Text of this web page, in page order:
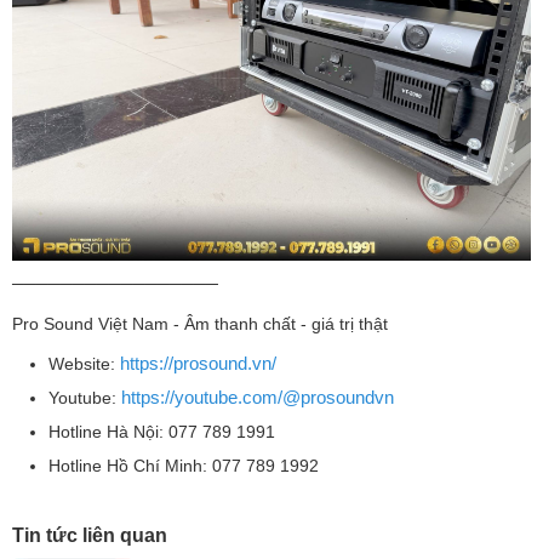
─────────────────
Pro Sound Việt Nam - Âm thanh chất - giá trị thật
Website: https://prosound.vn/
Youtube: https://youtube.com/@prosoundvn
Hotline Hà Nội: 077 789 1991
Hotline Hồ Chí Minh: 077 789 1992
Tin tức liên quan